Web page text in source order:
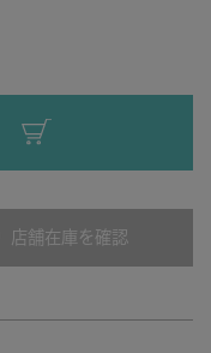
店舗在庫を確認